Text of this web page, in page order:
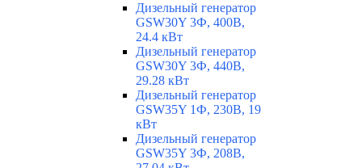
Дизельный генератор
GSW30Y 3Ф, 400В,
24.4 кВт
Дизельный генератор
GSW30Y 3Ф, 440В,
29.28 кВт
Дизельный генератор
GSW35Y 1Ф, 230В, 19
кВт
Дизельный генератор
GSW35Y 3Ф, 208В,